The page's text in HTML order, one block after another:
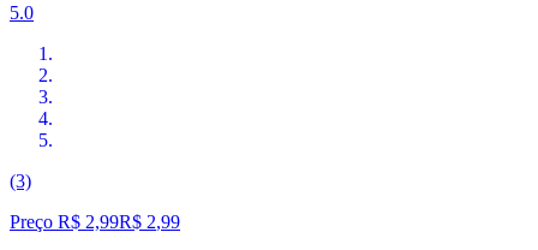
5.0
(3)
Preço R$ 2,99R$ 2,99